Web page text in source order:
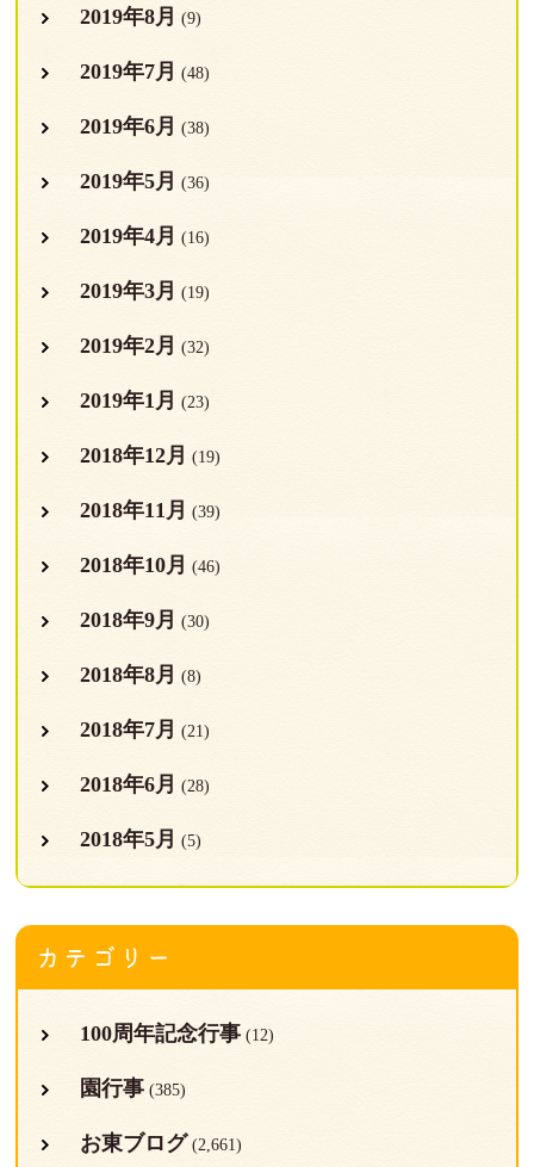
2019年8月 (9)
2019年7月 (48)
2019年6月 (38)
2019年5月 (36)
2019年4月 (16)
2019年3月 (19)
2019年2月 (32)
2019年1月 (23)
2018年12月 (19)
2018年11月 (39)
2018年10月 (46)
2018年9月 (30)
2018年8月 (8)
2018年7月 (21)
2018年6月 (28)
2018年5月 (5)
カテゴリー
100周年記念行事(12)
園行事(385)
お東ブログ (2,661)